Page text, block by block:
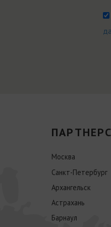
Москва
Санкт-Петербург
Архангельск
Астрахань
Барнаул